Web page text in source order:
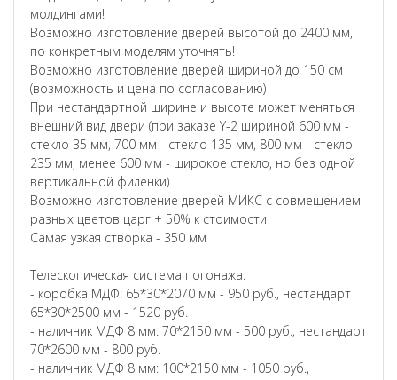
молдингами!
Возможно изготовление дверей высотой до 2400 мм,
по конкретным моделям уточнять!
Возможно изготовление дверей шириной до 150 см
(возможность и цена по согласованию)
При нестандартной ширине и высоте может меняться
внешний вид двери (при заказе Y-2 шириной 600 мм -
стекло 35 мм, 700 мм - стекло 135 мм, 800 мм - стекло
235 мм, менее 600 мм - широкое стекло, но без одной
вертикальной филенки)
Возможно изготовление дверей МИКС с совмещением
разных цветов царг + 50% к стоимости
Самая узкая створка - 350 мм
Телескопическая система погонажа:
- коробка МДФ: 65*30*2070 мм - 950 руб., нестандарт
65*30*2500 мм - 1520 руб.
- наличник МДФ 8 мм: 70*2150 мм - 500 руб., нестандарт
70*2600 мм - 800 руб.
- наличник МДФ 8 мм: 100*2150 мм - 1050 руб.,